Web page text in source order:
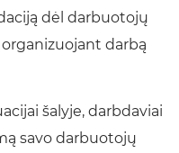
dėl darbuotojų
darbą
šalyje, darbdaviai
savo darbuotojų